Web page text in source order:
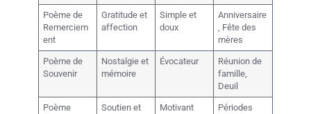
Poème de
Remerciem
ent
Gratitude et
affection
Simple et
doux
Anniversaire
, Fête des
mères
Poème de
Souvenir
Nostalgie et
mémoire
Évocateur
Réunion de
famille,
Deuil
Poème
Soutien et
Motivant
Périodes